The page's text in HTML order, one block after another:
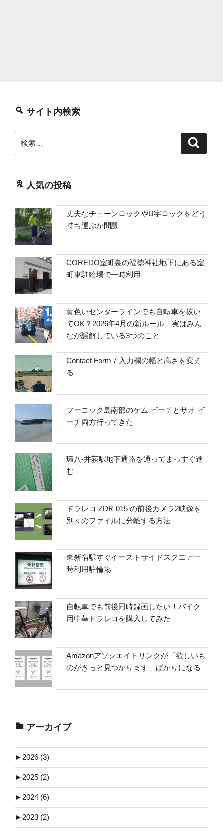
サイト内検索
索:
人気の投稿
丈夫なチェーンロックやU字ロックをどう
持ち運ぶか問題
COREDO室町裏の福徳神社地下にある室
町東駐輪場で一時利用
黄色いセンターラインでも自転車を抜い
てOK？2026年4月の新ルール、実はみん
なが誤解している3つのこと
Contact Form 7 入力欄の幅と高さを変え
る
フーコック島南部のケム ビーチとサオ ビ
ーチ両方行ってきた
環八-井荻駅地下通路を通ってまっすぐ進
む
ドラレコ ZDR-015 の前後カメラ2映像を
別々のファイルに分離する方法
東新宿駅すぐイーストサイドスクエア一
時利用駐輪場
自転車でも前後同時録画したい！バイク
用中華ドラレコを購入してみた
Amazonアソシエイトリンクが「欲しいも
のがきっと見つかります」ばかりになる
アーカイブ
► 2026 (3)
► 2025 (2)
► 2024 (6)
► 2023 (2)